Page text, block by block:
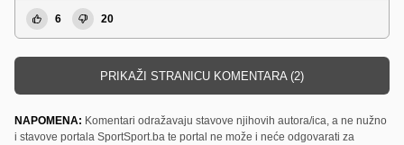
6 20
PRIKAŽI STRANICU KOMENTARA (2)
NAPOMENA: Komentari odražavaju stavove njihovih autora/ica, a ne nužno
i stavove portala SportSport.ba te portal ne može i neće odgovarati za